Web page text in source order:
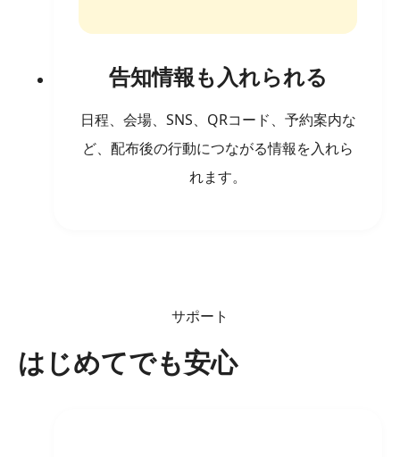
告知情報も入れられる
日程、会場、SNS、QRコード、予約案内な
ど、配布後の行動につながる情報を入れら
れます。
サポート
はじめてでも安心